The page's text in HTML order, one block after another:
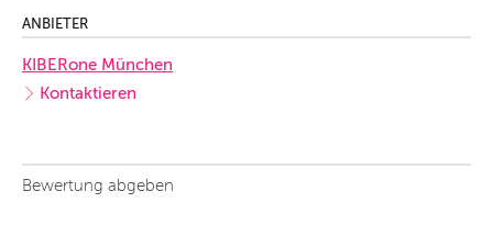
ANBIETER
KIBERone München
Kontaktieren
Bewertung abgeben